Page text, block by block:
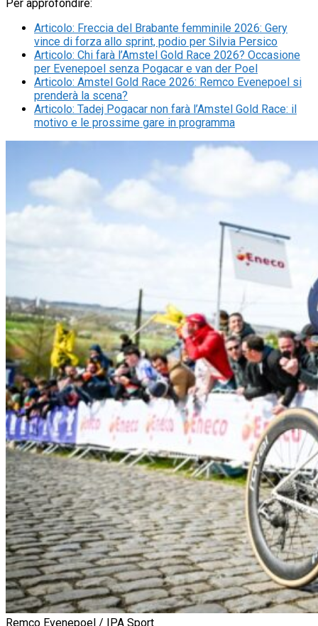
Per approfondire:
Articolo: Freccia del Brabante femminile 2026: Gery
vince di forza allo sprint, podio per Silvia Persico
Articolo: Chi farà l’Amstel Gold Race 2026? Occasione
per Evenepoel senza Pogacar e van der Poel
Articolo: Amstel Gold Race 2026: Remco Evenepoel si
prenderà la scena?
Articolo: Tadej Pogacar non farà l’Amstel Gold Race: il
motivo e le prossime gare in programma
Remco Evenepoel / IPA Sport